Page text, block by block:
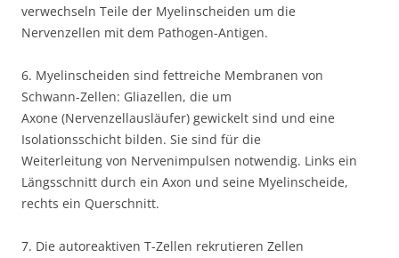
verwechseln Teile der Myelinscheiden um die
Nervenzellen mit dem Pathogen-Antigen.
6. Myelinscheiden sind fettreiche Membranen von
Schwann-Zellen: Gliazellen, die um
Axone (Nervenzellausläufer) gewickelt sind und eine
Isolationsschicht bilden. Sie sind für die
Weiterleitung von Nervenimpulsen notwendig. Links ein
Längsschnitt durch ein Axon und seine Myelinscheide,
rechts ein Querschnitt.
7. Die autoreaktiven T-Zellen rekrutieren Zellen